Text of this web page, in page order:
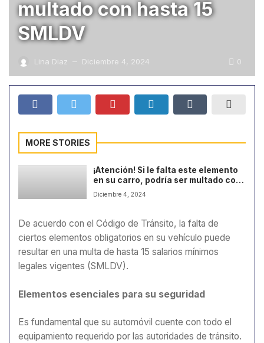
multado con hasta 15
SMLDV
Lina Diaz — Diciembre 4, 2024 0
MORE STORIES
¡Atención! Si le falta este elemento
en su carro, podría ser multado con
hasta 15 SMLDV
Diciembre 4, 2024
De acuerdo con el Código de Tránsito, la falta de
ciertos elementos obligatorios en su vehículo puede
resultar en una multa de hasta 15 salarios mínimos
legales vigentes (SMLDV).
Elementos esenciales para su seguridad
Es fundamental que su automóvil cuente con todo el
equipamiento requerido por las autoridades de tránsito.